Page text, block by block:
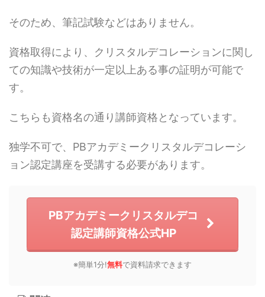
そのため、筆記試験などはありません。
資格取得により、クリスタルデコレーションに関し
ての知識や技術が一定以上ある事の証明が可能で
す。
こちらも資格名の通り講師資格となっています。
独学不可で、PBアカデミークリスタルデコレーシ
ョン認定講座を受講する必要があります。
PBアカデミークリスタルデコ
認定講師資格公式HP
※簡単1分!無料で資料請求できます